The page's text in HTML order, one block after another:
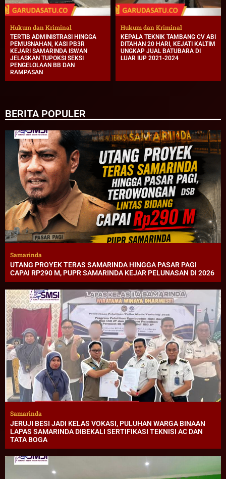
Hukum dan Kriminal
TERTIB ADMINISTRASI HINGGA
PEMUSNAHAN, KASI PB3R
KEJARI SAMARINDA ISWAN
JELASKAN TUPOKSI SEKSI
PENGELOLAAN BB DAN
RAMPASAN
Hukum dan Kriminal
KEPALA TEKNIK TAMBANG CV ABI
DITAHAN 20 HARI, KEJATI KALTIM
UNGKAP JUAL BATUBARA DI
LUAR IUP 2021-2024
BERITA POPULER
Samarinda
UTANG PROYEK TERAS SAMARINDA HINGGA PASAR PAGI
CAPAI RP290 M, PUPR SAMARINDA KEJAR PELUNASAN DI 2026
Samarinda
JERUJI BESI JADI KELAS VOKASI, PULUHAN WARGA BINAAN
LAPAS SAMARINDA DIBEKALI SERTIFIKASI TEKNISI AC DAN
TATA BOGA